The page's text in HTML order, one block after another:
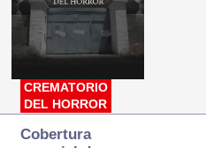
Norte
de
Ciudad
Más
que
noticias,
hacemos periodismo
CREMATORIO
DEL HORROR
Cobertura